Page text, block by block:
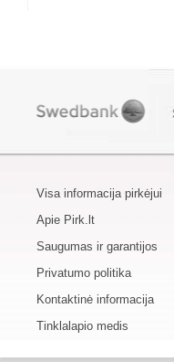
Visa informacija pirkėjui
Apie Pirk.lt
Saugumas ir garantijos
Privatumo politika
Kontaktinė informacija
Tinklalapio medis